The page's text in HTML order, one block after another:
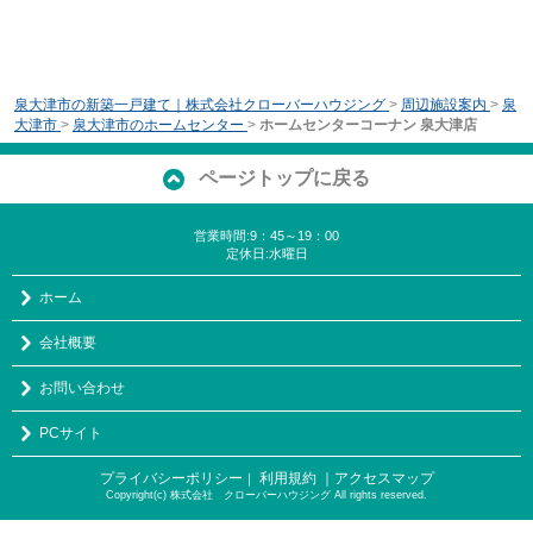
泉大津市の新築一戸建て｜株式会社クローバーハウジング > 周辺施設案内 > 泉
大津市 > 泉大津市のホームセンター > ホームセンターコーナン 泉大津店
ページトップに戻る
営業時間:9：45～19：00
定休日:水曜日
ホーム
会社概要
お問い合わせ
PCサイト
プライバシーポリシー ｜ 利用規約 ｜アクセスマップ
Copyright(c) 株式会社 クローバーハウジング All rights reserved.